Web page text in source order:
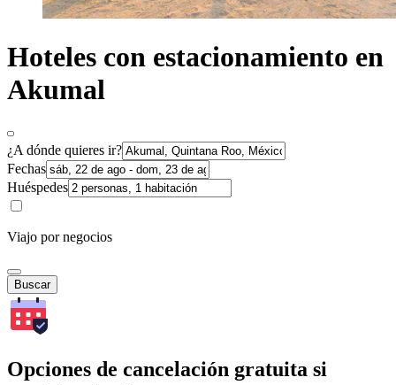
Hoteles con estacionamiento en
Akumal
¿A dónde quieres ir?
Fechas
Huéspedes
Viajo por negocios
Buscar
Opciones de cancelación gratuita si